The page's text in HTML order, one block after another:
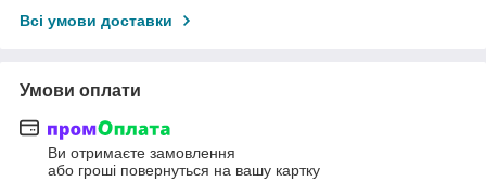
Всі умови доставки
Умови оплати
Ви отримаєте замовлення
або гроші повернуться на вашу картку